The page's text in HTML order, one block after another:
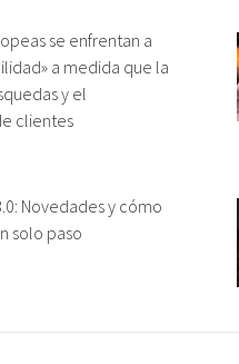
se enfrentan a
a medida que la
y el
clientes
Novedades y cómo
solo paso